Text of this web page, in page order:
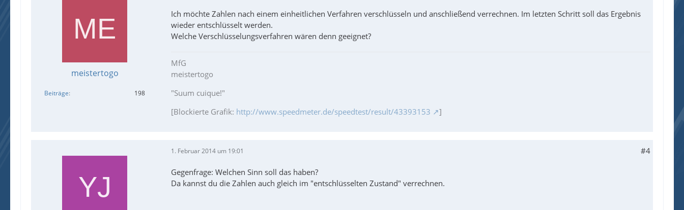
meistertogo
Beiträge 198
Ich möchte Zahlen nach einem einheitlichen Verfahren verschlüsseln und anschließend verrechnen. Im letzten Schritt soll das Ergebnis
wieder entschlüsselt werden.
Welche Verschlüsselungsverfahren wären denn geeignet?
MfG
meistertogo
"Suum cuique!"
[Blockierte Grafik: http://www.speedmeter.de/speedtest/result/43393153 ]
1. Februar 2014 um 19:01 #4
Gegenfrage: Welchen Sinn soll das haben?
Da kannst du die Zahlen auch gleich im "entschlüsselten Zustand" verrechnen.